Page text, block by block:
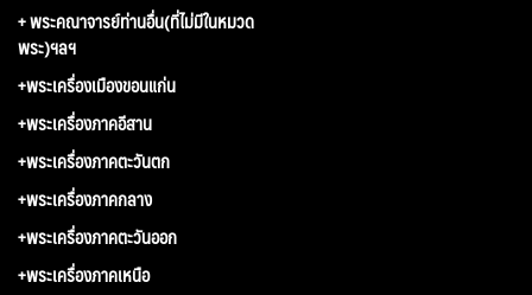
+ พระคณาจารย์ท่านอื่น(ที่ไม่มีในหมวด
พระ)ฯลฯ
+พระเครื่องเมืองขอนแก่น
+พระเครื่องภาคอีสาน
+พระเครื่องภาคตะวันตก
+พระเครื่องภาคกลาง
+พระเครื่องภาคตะวันออก
+พระเครื่องภาคเหนือ